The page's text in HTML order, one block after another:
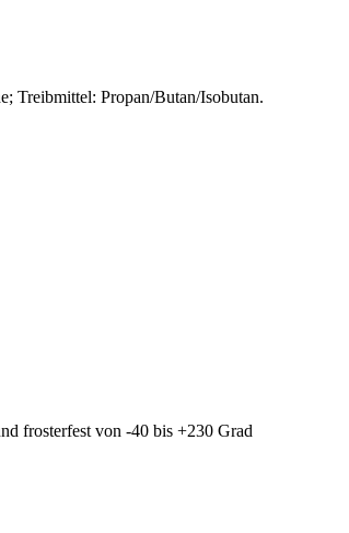
Treibmittel: Propan/Butan/Isobutan.
frosterfest von -40 bis +230 Grad